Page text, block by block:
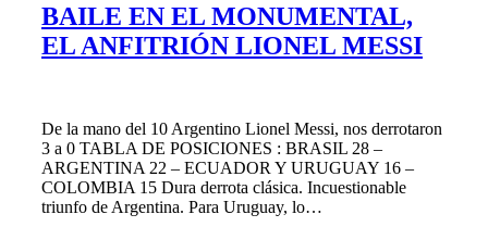
BAILE EN EL MONUMENTAL,
EL ANFITRIÓN LIONEL MESSI
De la mano del 10 Argentino Lionel Messi, nos derrotaron
3 a 0 TABLA DE POSICIONES : BRASIL 28 –
ARGENTINA 22 – ECUADOR Y URUGUAY 16 –
COLOMBIA 15 Dura derrota clásica. Incuestionable
triunfo de Argentina. Para Uruguay, lo…